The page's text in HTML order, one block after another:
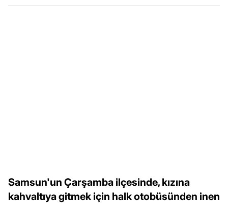
Samsun'un Çarşamba ilçesinde, kızına
kahvaltıya gitmek için halk otobüsünden inen